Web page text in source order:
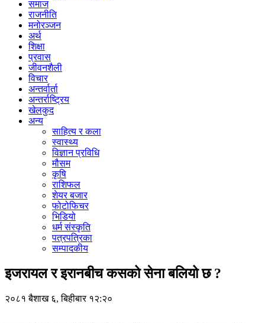
समाज
राजनीति
मनोरञ्जन
अर्थ
शिक्षा
प्रवास
जीवनशैली
विचार
अन्तर्वार्ता
अन्तर्राष्ट्रिय
खेलकुद
अन्य
साहित्य र कला
स्वास्थ्य
विज्ञान प्रविधि
मौसम
कृषि
राशिफल
शेयर बजार
फोटोफिचर
भिडियो
धर्म संस्कृति
पत्रपत्रिका
सम्पादकीय
इजरायल र इरानबीच कसको सेना बलियो छ ?
२०८१ बैशाख ६, बिहीबार १२:२०